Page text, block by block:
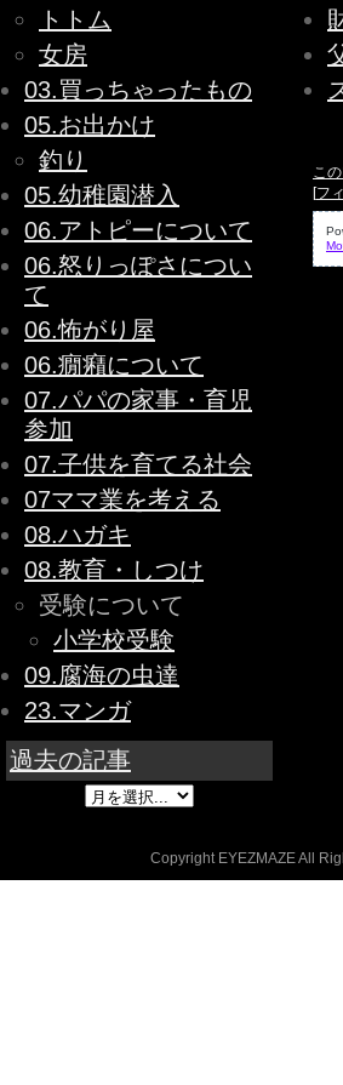
トトム
女房
03.買っちゃったもの
05.お出かけ
釣り
05.幼稚園潜入
06.アトピーについて
06.怒りっぽさについ
て
06.怖がり屋
06.癇癪について
07.パパの家事・育児
参加
07.子供を育てる社会
07ママ業を考える
08.ハガキ
08.教育・しつけ
受験について
小学校受験
09.腐海の虫達
23.マンガ
過去の記事
こ
[フ
Copyright EYEZMAZE All